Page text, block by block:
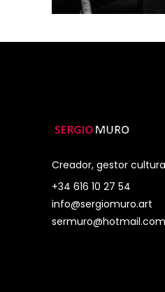
Creador, gestor
+34 616 10 27 54
info@sergiomuro.art
sermuro@hotmail.com